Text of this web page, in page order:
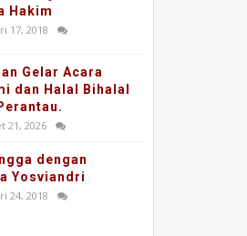
Hakim
17, 2018
Gelar Acara
dan Halal Bihalal
21, 2026
dengan
Yosviandri
24, 2018